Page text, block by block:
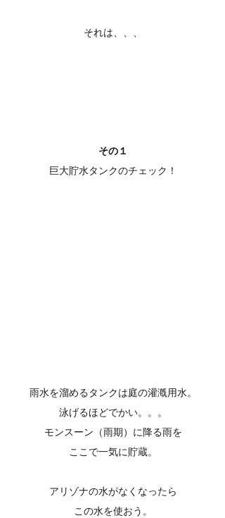
それは、、、
その１
巨大貯水タンクのチェック！
雨水を溜めるタンクは庭の灌漑用水。
泳げるほどでかい。。。
モンスーン（雨期）に降る雨を
ここで一気に貯蔵。
アリゾナの水がなくなったら
この水を使おう。